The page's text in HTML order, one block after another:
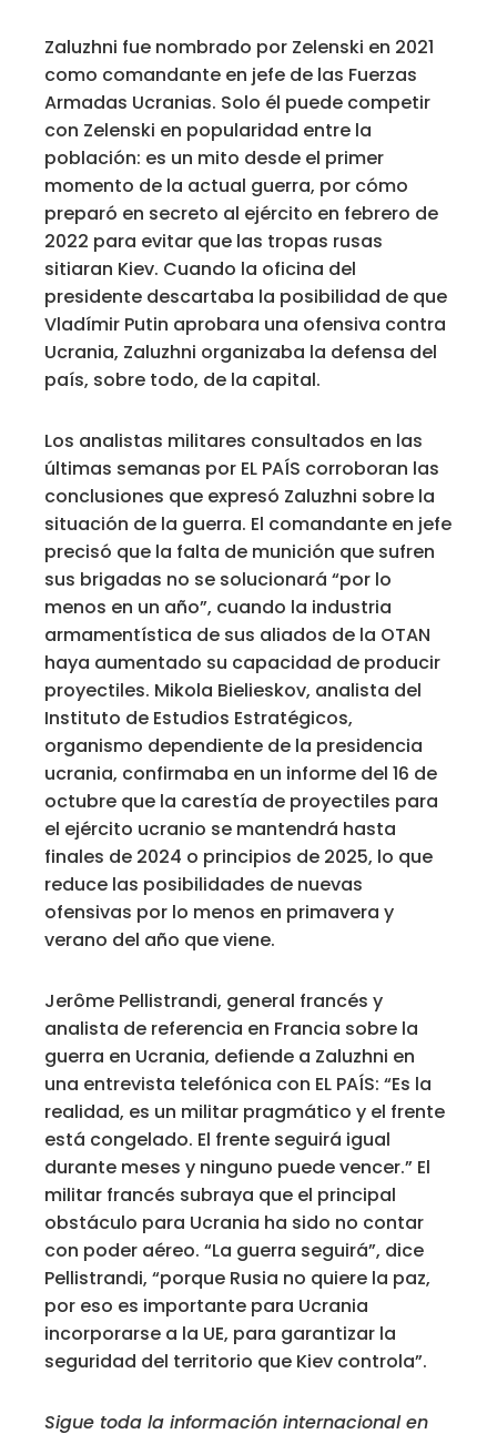
Zaluzhni fue nombrado por Zelenski en 2021
como comandante en jefe de las Fuerzas
Armadas Ucranias. Solo él puede competir
con Zelenski en popularidad entre la
población: es un mito desde el primer
momento de la actual guerra, por cómo
preparó en secreto al ejército en febrero de
2022 para evitar que las tropas rusas
sitiaran Kiev. Cuando la oficina del
presidente descartaba la posibilidad de que
Vladímir Putin aprobara una ofensiva contra
Ucrania, Zaluzhni organizaba la defensa del
país, sobre todo, de la capital.
Los analistas militares consultados en las
últimas semanas por EL PAÍS corroboran las
conclusiones que expresó Zaluzhni sobre la
situación de la guerra. El comandante en jefe
precisó que la falta de munición que sufren
sus brigadas no se solucionará “por lo
menos en un año”, cuando la industria
armamentística de sus aliados de la OTAN
haya aumentado su capacidad de producir
proyectiles. Mikola Bielieskov, analista del
Instituto de Estudios Estratégicos,
organismo dependiente de la presidencia
ucrania, confirmaba en un informe del 16 de
octubre que la carestía de proyectiles para
el ejército ucranio se mantendrá hasta
finales de 2024 o principios de 2025, lo que
reduce las posibilidades de nuevas
ofensivas por lo menos en primavera y
verano del año que viene.
Jerôme Pellistrandi, general francés y
analista de referencia en Francia sobre la
guerra en Ucrania, defiende a Zaluzhni en
una entrevista telefónica con EL PAÍS: “Es la
realidad, es un militar pragmático y el frente
está congelado. El frente seguirá igual
durante meses y ninguno puede vencer.” El
militar francés subraya que el principal
obstáculo para Ucrania ha sido no contar
con poder aéreo. “La guerra seguirá”, dice
Pellistrandi, “porque Rusia no quiere la paz,
por eso es importante para Ucrania
incorporarse a la UE, para garantizar la
seguridad del territorio que Kiev controla”.
Sigue toda la información internacional en